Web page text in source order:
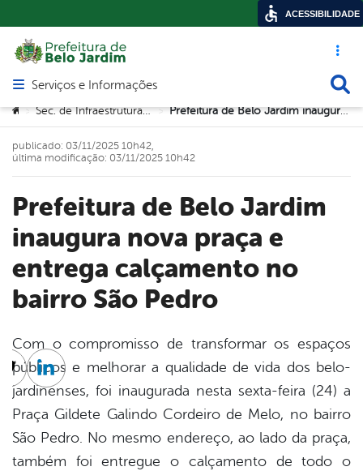
Acesso
Abrir menu principal de navegação
Serviços e Informações
Você está aqui:
> Sec. de Infraestrutura e Urbanismo > Prefeitura de Belo Jardim inaugura nova praça e entrega calçamento no bairro São Pedro
Prefeitura de Belo Jardim
inaugura nova praça e
entrega calçamento no
bairro São Pedro
publicado: 03/11/2025 10h42,
última modificação: 03/11/2025 10h42
Com o compromisso de transformar os espaços
públicos e melhorar a qualidade de vida dos belo-
jardinenses, foi inaugurada nesta sexta-feira (24) a
Praça Gildete Galindo Cordeiro de Melo, no bairro
São Pedro. No mesmo endereço, ao lado da praça,
também foi entregue o calçamento de todo o
Twitter
Linkedin
ACESSIBILIDADE